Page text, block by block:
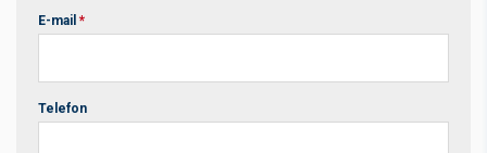
E-mail *
Telefon